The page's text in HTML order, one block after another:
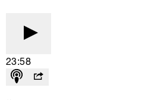
23:58